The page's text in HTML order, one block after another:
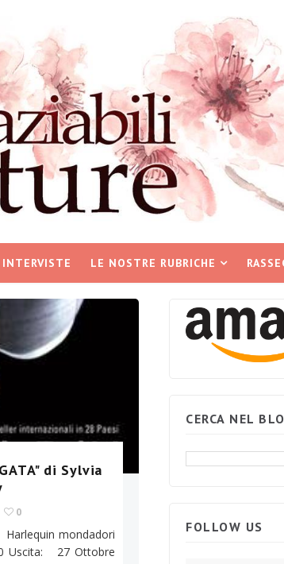
INTERVISTE LE NOSTRE RUBRICHE
di Sylvia
0
mondadori
Uscita: 27 Ottobre
CERCA NEL
FOLLOW US